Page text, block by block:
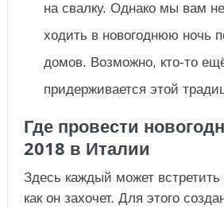
на свалку. Однако мы вам
ходить в новогоднюю ночь
домов. Возможно, кто-то
придерживается этой
Где провести
2018 в Италии
Здесь каждый может
как он захочет. Для этого